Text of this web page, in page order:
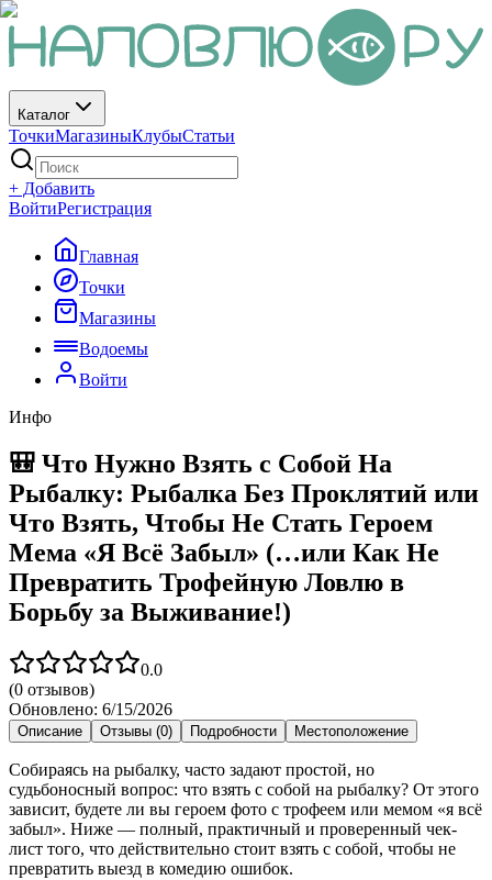
Каталог
ТочкиМагазиныКлубыСтатьи
+ Добавить
ВойтиРегистрация
Главная
Точки
Магазины
Водоемы
Войти
Инфо
🎒 Что Нужно Взять с Собой На
Рыбалку: Рыбалка Без Проклятий или
Что Взять, Чтобы Не Стать Героем
Мема «Я Всё Забыл» (…или Как Не
Превратить Трофейную Ловлю в
Борьбу за Выживание!)
0.0
(0 отзывов)
Обновлено: 6/15/2026
Описание Отзывы (0) Подробности Местоположение
Собираясь на рыбалку, часто задают простой, но
судьбоносный вопрос: что взять с собой на рыбалку? От этого
зависит, будете ли вы героем фото с трофеем или мемом «я всё
забыл». Ниже — полный, практичный и проверенный чек-
лист того, что действительно стоит взять с собой, чтобы не
превратить выезд в комедию ошибок.